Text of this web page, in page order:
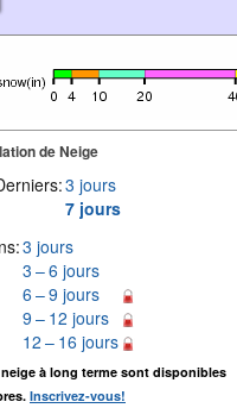
de Neige
3 jours
7 jours
3 jours
3 – 6 jours
6 – 9 jours
9 – 12 jours
12 – 16 jours
à long terme sont disponibles
Inscrivez-vous!